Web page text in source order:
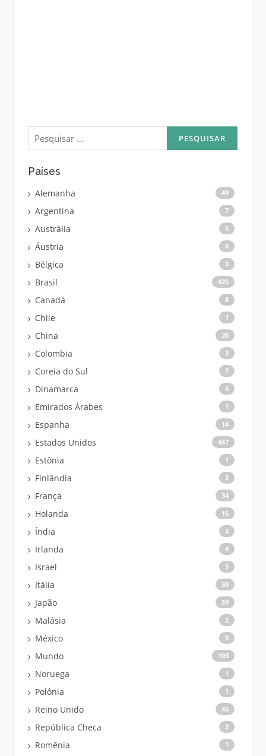
Pesquisar
por:
Países
Alemanha 49
Argentina 7
Austrália 5
Áustria 4
Bélgica 3
Brasil 425
Canadá 8
Chile 1
China 26
Colombia 3
Coreia do Sul 7
Dinamarca 6
Emirados Árabes 1
Espanha 14
Estados Unidos 447
Estônia 1
Finlândia 3
França 34
Holanda 15
Índia 3
Irlanda 4
Israel 3
Itália 30
Japão 59
Malásia 2
México 5
Mundo 103
Noruega 1
Polônia 1
Reino Unido 45
República Checa 2
Romênia 1